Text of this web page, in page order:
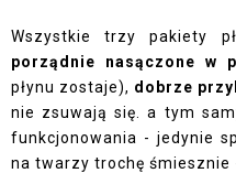
Wszystkie trzy pakiety
porządnie nasączone w
płynu zostaje), dobrze
nie zsuwają się. a tym
funkcjonowania - jedynie
na twarzy trochę śmiesznie